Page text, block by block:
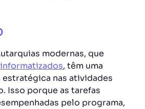
modernas, que
, têm uma
nas atividades
Isso porque as tarefas
pelo programa,